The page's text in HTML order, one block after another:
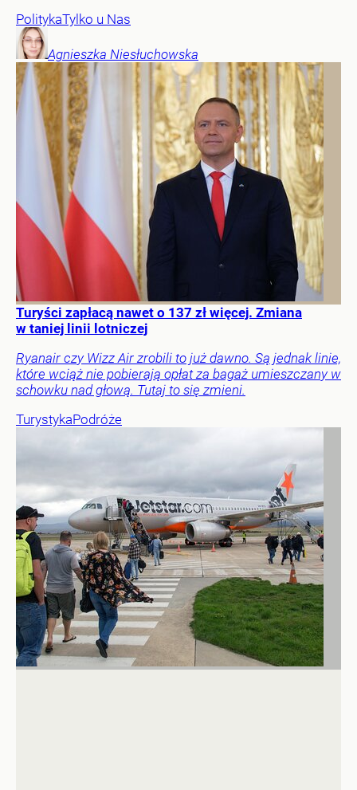
PolitykaTylko u Nas
Agnieszka Niesłuchowska
Turyści zapłacą nawet o 137 zł więcej. Zmiana
w taniej linii lotniczej
Ryanair czy Wizz Air zrobili to już dawno. Są jednak linie,
które wciąż nie pobierają opłat za bagaż umieszczany w
schowku nad głową. Tutaj to się zmieni.
TurystykaPodróże